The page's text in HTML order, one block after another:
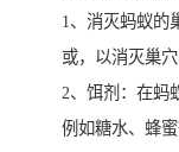
1、消灭蚂蚁的
或，以消灭巢穴
2、饵剂：在蚂
例如糖水、蜂